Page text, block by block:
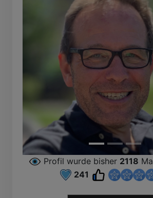
Profil wurde bisher 2118
241